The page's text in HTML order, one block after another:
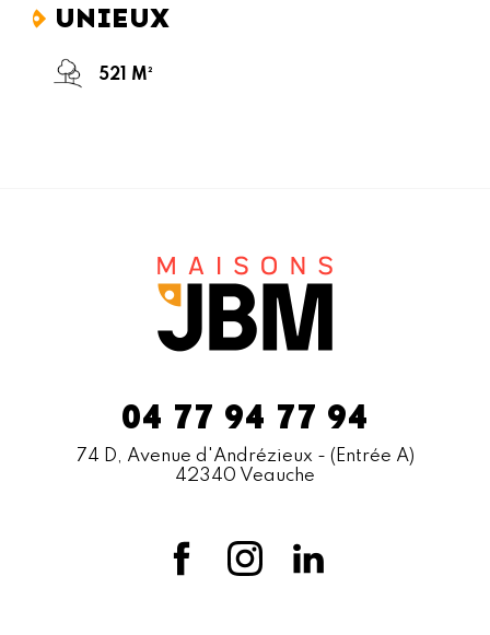
UNIEUX
521 M²
04 77 94 77 94
74 D, Avenue d'Andrézieux - (Entrée A)
42340 Veauche